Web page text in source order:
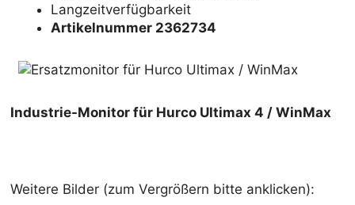
Langzeitverfügbarkeit
Artikelnummer 2362734
Industrie-Monitor für Hurco Ultimax 4 / WinMax
Weitere Bilder (zum Vergrößern bitte anklicken):